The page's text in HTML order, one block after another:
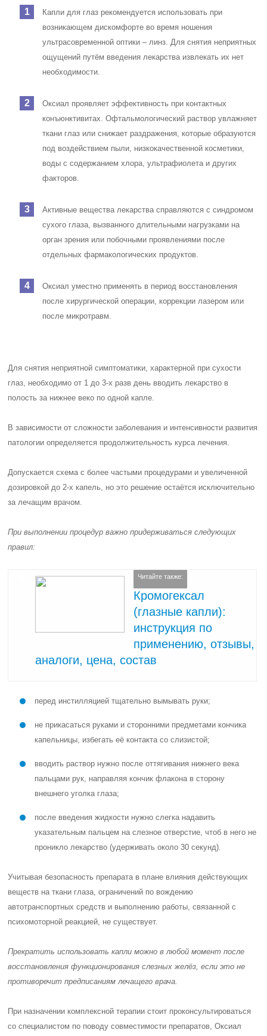
Капли для глаз рекомендуется использовать при
возникающем дискомфорте во время ношения
ультрасовременной оптики – линз. Для снятия неприятных
ощущений путём введения лекарства извлекать их нет
необходимости.
Оксиал проявляет эффективность при контактных
конъюнктивитах. Офтальмологический раствор увлажняет
ткани глаз или снижает раздражения, которые образуются
под воздействием пыли, низкокачественной косметики,
воды с содержанием хлора, ультрафиолета и других
факторов.
Активные вещества лекарства справляются с синдромом
сухого глаза, вызванного длительными нагрузками на
орган зрения или побочными проявлениями после
отдельных фармакологических продуктов.
Оксиал уместно применять в период восстановления
после хирургической операции, коррекции лазером или
после микротравм.
Для снятия неприятной симптоматики, характерной при сухости
глаз, необходимоот 1 до 3-х разв день вводить лекарство в
полость за нижнее веко по одной капле.
В зависимости от сложности заболевания и интенсивности развития
патологии определяется продолжительность курса лечения.
Допускается схема с более частыми процедурами и увеличенной
дозировкой до 2-х капель, но это решение остаётся исключительно
за лечащим врачом.
При выполнении процедур важно придерживаться следующих
правил:
Читайте также:
Кромогексал
(глазные капли):
инструкция по
применению, отзывы,
аналоги, цена, состав
перед инстилляцией тщательно вымывать руки;
не прикасаться руками и сторонними предметами кончика
капельницы, избегать её контакта со слизистой;
вводить раствор нужно после оттягивания нижнего века
пальцами рук, направляя кончик флакона в сторону
внешнего уголка глаза;
после введения жидкости нужно слегка надавить
указательным пальцем на слезное отверстие, чтоб в него не
проникло лекарство (удерживать около 30 секунд).
Учитывая безопасность препарата в плане влияния действующих
веществ на ткани глаза, ограничений по вождению
автотранспортных средств и выполнению работы, связанной с
психомоторной реакцией, не существует.
Прекратить использовать капли можно в любой момент после
восстановления функционирования слезных желёз, если это не
противоречит предписаниям лечащего врача.
При назначении комплексной терапии стоит проконсультироваться
со специалистом по поводу совместимости препаратов, Оксиал